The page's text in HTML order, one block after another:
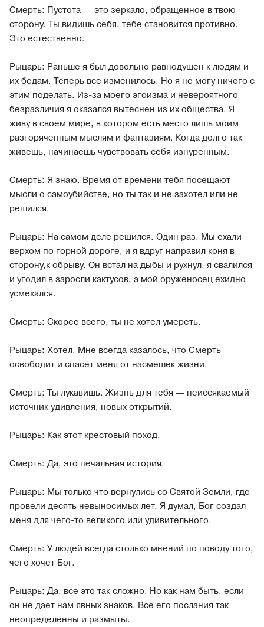
Смерть: Пустота — это зеркало, обращенное в твою
сторону. Ты видишь себя, тебе становится противно.
Это естественно.
Рыцарь: Раньше я был довольно равнодушен к людям и
их бедам. Теперь все изменилось. Но я не могу ничего с
этим поделать. Из-за моего эгоизма и невероятного
безразличия я оказался вытеснен из их общества. Я
живу в своем мире, в котором есть место лишь моим
разгоряченным мыслям и фантазиям. Когда долго так
живешь, начинаешь чувствовать себя изнуренным.
Смерть: Я знаю. Время от времени тебя посещают
мысли о самоубийстве, но ты так и не захотел или не
решился.
Рыцарь: На самом деле решился. Один раз. Мы ехали
верхом по горной дороге, и я вдруг направил коня в
сторону,к обрыву. Он встал на дыбы и рухнул, я свалился
и угодил в заросли кактусов, а мой оруженосец ехидно
усмехался.
Смерть: Скорее всего, ты не хотел умереть.
Рыцарь: Хотел. Мне всегда казалось, что Смерть
освободит и спасет меня от насмешек жизни.
Смерть: Ты лукавишь. Жизнь для тебя — неиссякаемый
источник удивления, новых открытий.
Рыцарь: Как этот крестовый поход.
Смерть: Да, это печальная история.
Рыцарь: Мы только что вернулись со Святой Земли, где
провели десять невыносимых лет. Я думал, Бог создал
меня для чего-то великого или удивительного.
Смерть: У людей всегда столько мнений по поводу того,
чего хочет Бог.
Рыцарь: Да, все это так сложно. Но как нам быть, если
он не дает нам явных знаков. Все его послания так
неопределенны и размыты.